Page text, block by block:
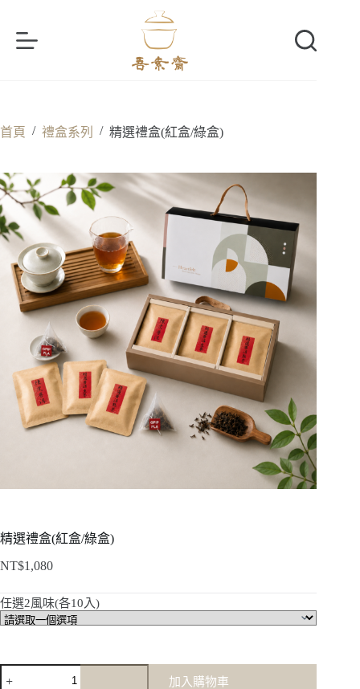
首頁 / 禮盒系列 / 精選禮盒(紅盒/綠盒)
精選禮盒(紅盒/綠盒)
NT$1,080
任選2風味(各10入)
加入購物車